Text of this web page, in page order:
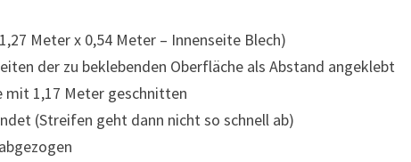
Meter x 0,54 Meter – Innenseite Blech)
der zu beklebenden Oberfläche als Abstand angeklebt
mit 1,17 Meter geschnitten
(Streifen geht dann nicht so schnell ab)